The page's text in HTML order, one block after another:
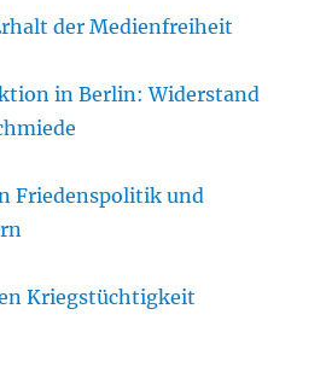
der Medienfreiheit
in Berlin: Widerstand
Friedenspolitik und
Kriegstüchtigkeit